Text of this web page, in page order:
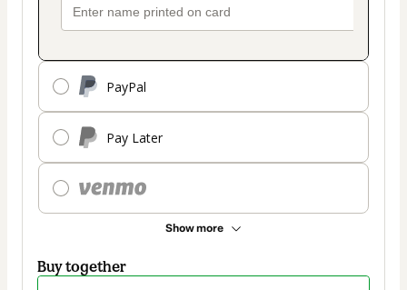
PayPal
Pay Later
Show more
Buy together